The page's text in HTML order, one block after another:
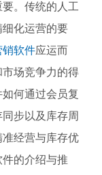
。传统的人工
化运营的要
销软件应运而
场竞争力的得
何通过会员复
步以及库存周
经营与库存优
的介绍与推